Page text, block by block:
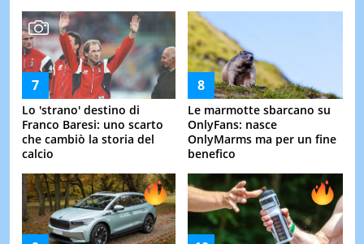
Lo 'strano' destino di
Franco Baresi: uno scarto
che cambiò la storia del
calcio
Le marmotte sbarcano su
OnlyFans: nasce
OnlyMarms ma per un fine
benefico